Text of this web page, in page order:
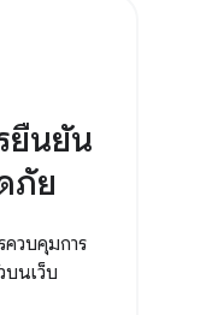
ยืนยัน
ภัย
ควบคุมการ
นเว็บ